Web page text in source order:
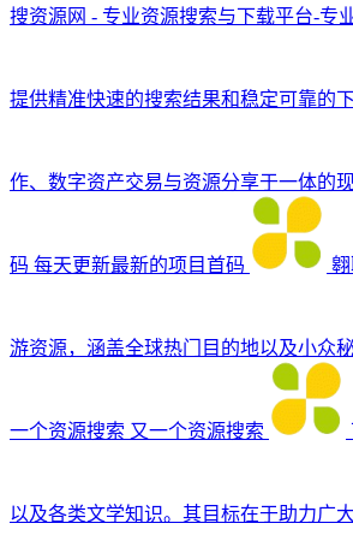
搜资源网 - 专业资源搜索与下载平台-专
提供精准快速的搜索结果和稳定可靠的
作、数字资产交易与资源分享于一体的
码 每天更新最新的项目首码
游资源，涵盖全球热门目的地以及小众
一个资源搜索 又一个资源搜索
以及各类文学知识。其目标在于助力广